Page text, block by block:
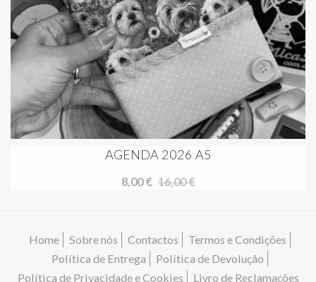
AGENDA 2026 A5
8,00 € 16,00 €
Home Sobre nós Contactos
Termos e Condições
Política de Entrega
Política de Devolução
Política de Privacidade e Cookies
Livro de Reclamações